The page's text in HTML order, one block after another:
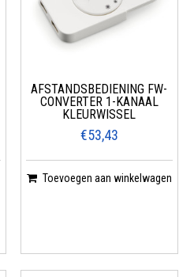
AFSTANDSBEDIENING FW-
CONVERTER 1-KANAAL
KLEURWISSEL
€53,43
Toevoegen aan winkelwagen